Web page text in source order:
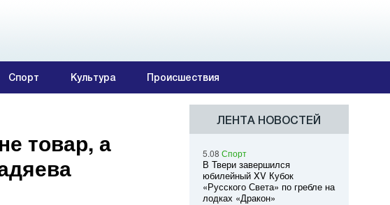
Спорт Культура Происшествия
товар, а
ЛЕНТА НОВОСТЕЙ
5.08 Спорт
В Твери завершился
юбилейный XV Кубок
«Русского Света» по гребле на
лодках «Дракон»